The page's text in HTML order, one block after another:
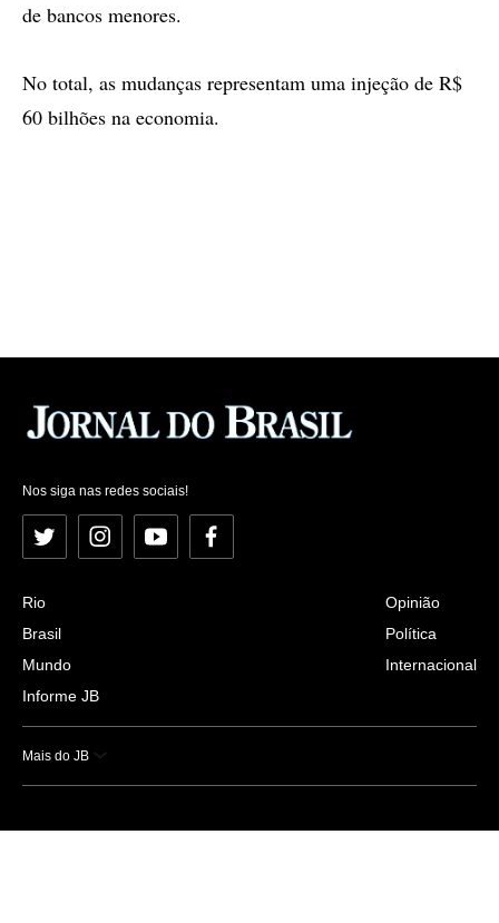
de bancos menores.
No total, as mudanças representam uma injeção de R$
60 bilhões na economia.
Nos siga nas redes sociais!
Twitter InstagramYouTubeFacebook
Rio
Brasil
Mundo
Informe JB
Opinião
Política
Internacional
Mais do JB
Esportes